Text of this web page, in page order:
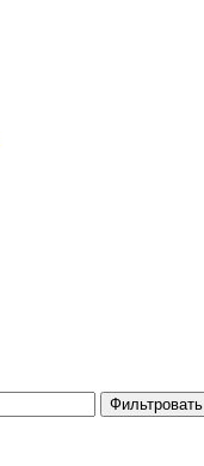
Фильтровать